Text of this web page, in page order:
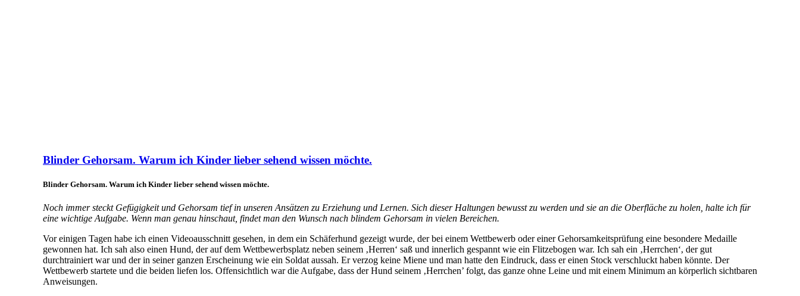
Blinder Gehorsam. Warum ich Kinder lieber sehend wissen möchte.
Blinder Gehorsam. Warum ich Kinder lieber sehend wissen möchte.
Noch immer steckt Gefügigkeit und Gehorsam tief in unseren Ansätzen zu Erziehung und Lernen. Sich dieser Haltungen bewusst zu werden und sie an die Oberfläche zu holen, halte ich für
eine wichtige Aufgabe. Wenn man genau hinschaut, findet man den Wunsch nach blindem Gehorsam in vielen Bereichen.
Vor einigen Tagen habe ich einen Videoausschnitt gesehen, in dem ein Schäferhund gezeigt wurde, der bei einem Wettbewerb oder einer Gehorsamkeitsprüfung eine besondere Medaille
gewonnen hat. Ich sah also einen Hund, der auf dem Wettbewerbsplatz neben seinem ‚Herren‘ saß und innerlich gespannt wie ein Flitzebogen war. Ich sah ein ‚Herrchen‘, der gut
durchtrainiert war und der in seiner ganzen Erscheinung wie ein Soldat aussah. Er verzog keine Miene und man hatte den Eindruck, dass er einen Stock verschluckt haben könnte. Der
Wettbewerb startete und die beiden liefen los. Offensichtlich war die Aufgabe, dass der Hund seinem ‚Herrchen’ folgt, das ganze ohne Leine und mit einem Minimum an körperlich sichtbaren
Anweisungen.